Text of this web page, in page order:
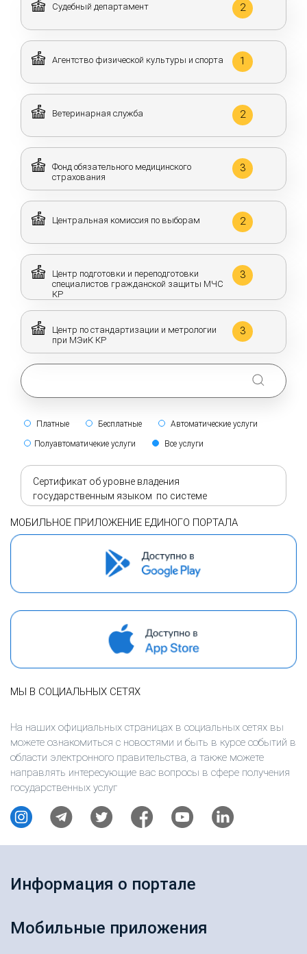
Судебный департамент 2
Агентство физической культуры и спорта 1
Ветеринарная служба 2
Фонд обязательного медицинского
страхования
3
Центральная комиссия по выборам 2
Центр подготовки и переподготовки
специалистов гражданской защиты МЧС
КР
3
Центр по стандартизации и метрологии
при МЭиК КР
3
Платные Бесплатные Автоматические услуги
Полуавтоматичекие услуги Все услуги
Сертификат об уровне владения
государственным языком по системе
МОБИЛЬНОЕ ПРИЛОЖЕНИЕ ЕДИНОГО ПОРТАЛА
МЫ В СОЦИАЛЬНЫХ СЕТЯХ
На наших официальных страницах в социальных сетях вы
можете ознакомиться с новостями и быть в курсе событий в
области электронного правительства, а также можете
направлять интересующие вас вопросы в сфере получения
государственных услуг
Информация о портале
Мобильные приложения